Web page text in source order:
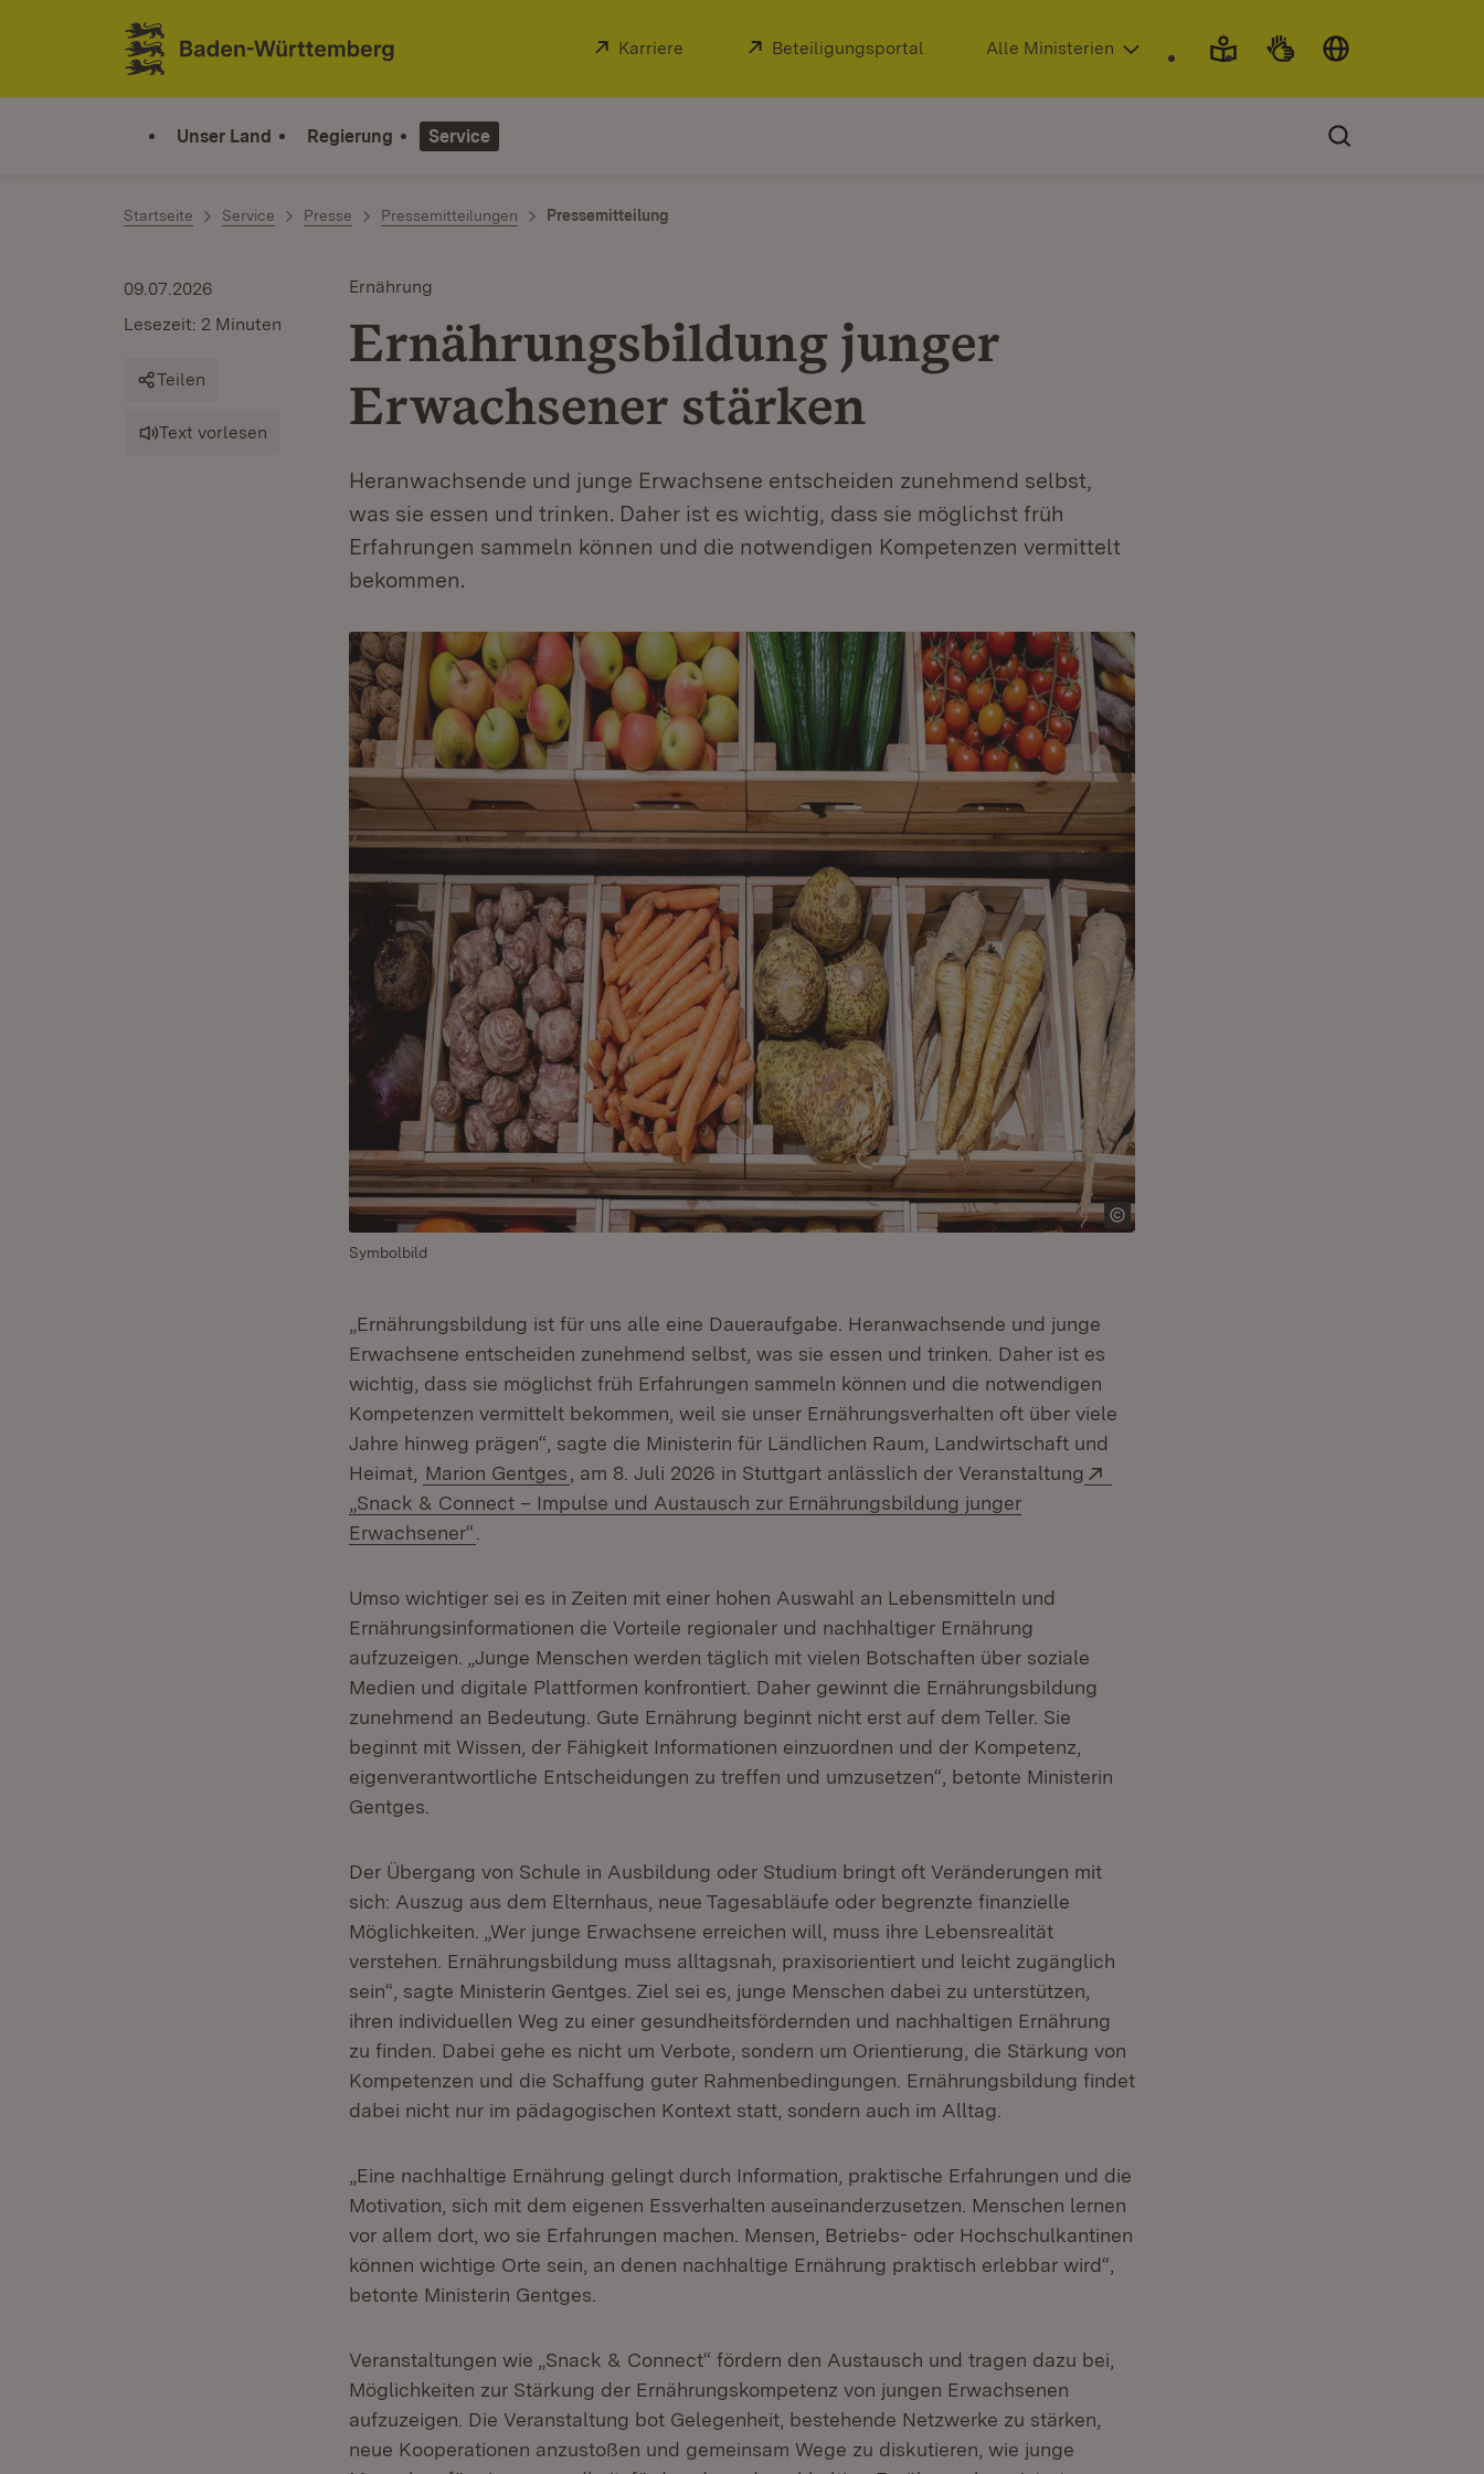
Zum Inhalt springen
Link zur Startseite
Extern:
Karriere (Öffnet in neuem Fenster)
Extern:
Beteiligungsportal (Öffnet in neuem Fenster)
Alle Ministerien
Unser Land Regierung Service
Startseite Service Presse Pressemitteilungen Pressemitteilung
Ernährung
Ernährungsbildung junger
Erwachsener stärken
Heranwachsende und junge Erwachsene entscheiden zunehmend selbst,
was sie essen und trinken. Daher ist es wichtig, dass sie möglichst früh
Erfahrungen sammeln können und die notwendigen Kompetenzen vermittelt
bekommen.
09.07.2026
Lesezeit: 2 Minuten
Teilen
Text vorlesen
Symbolbild
„Ernährungsbildung ist für uns alle eine Daueraufgabe. Heranwachsende und junge
Erwachsene entscheiden zunehmend selbst, was sie essen und trinken. Daher ist es
wichtig, dass sie möglichst früh Erfahrungen sammeln können und die notwendigen
Kompetenzen vermittelt bekommen, weil sie unser Ernährungsverhalten oft über viele
Jahre hinweg prägen“, sagte die Ministerin für Ländlichen Raum, Landwirtschaft und
Heimat, Marion Gentges , am 8. Juli 2026 in Stuttgart anlässlich der Veranstaltung
„Snack & Connect – Impulse und Austausch zur Ernährungsbildung junger
Erwachsener“
Umso wichtiger sei es in Zeiten mit einer hohen Auswahl an Lebensmitteln und
Ernährungsinformationen die Vorteile regionaler und nachhaltiger Ernährung
aufzuzeigen. „Junge Menschen werden täglich mit vielen Botschaften über soziale
Medien und digitale Plattformen konfrontiert. Daher gewinnt die Ernährungsbildung
zunehmend an Bedeutung. Gute Ernährung beginnt nicht erst auf dem Teller. Sie
beginnt mit Wissen, der Fähigkeit Informationen einzuordnen und der Kompetenz,
eigenverantwortliche Entscheidungen zu treffen und umzusetzen“, betonte Ministerin
Gentges.
Der Übergang von Schule in Ausbildung oder Studium bringt oft Veränderungen mit
sich: Auszug aus dem Elternhaus, neue Tagesabläufe oder begrenzte finanzielle
Möglichkeiten. „Wer junge Erwachsene erreichen will, muss ihre Lebensrealität
verstehen. Ernährungsbildung muss alltagsnah, praxisorientiert und leicht zugänglich
sein“, sagte Ministerin Gentges. Ziel sei es, junge Menschen dabei zu unterstützen,
ihren individuellen Weg zu einer gesundheitsfördernden und nachhaltigen Ernährung
zu finden. Dabei gehe es nicht um Verbote, sondern um Orientierung, die Stärkung von
Kompetenzen und die Schaffung guter Rahmenbedingungen. Ernährungsbildung findet
dabei nicht nur im pädagogischen Kontext statt, sondern auch im Alltag.
„Eine nachhaltige Ernährung gelingt durch Information, praktische Erfahrungen und die
Motivation, sich mit dem eigenen Essverhalten auseinanderzusetzen. Menschen lernen
vor allem dort, wo sie Erfahrungen machen. Mensen, Betriebs- oder Hochschulkantinen
können wichtige Orte sein, an denen nachhaltige Ernährung praktisch erlebbar wird“,
betonte Ministerin Gentges.
Veranstaltungen wie „Snack & Connect“ fördern den Austausch und tragen dazu bei,
Möglichkeiten zur Stärkung der Ernährungskompetenz von jungen Erwachsenen
aufzuzeigen. Die Veranstaltung bot Gelegenheit, bestehende Netzwerke zu stärken,
neue Kooperationen anzustoßen und gemeinsam Wege zu diskutieren, wie junge